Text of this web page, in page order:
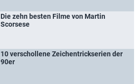
Die zehn besten Filme von Martin
Scorsese
10 verschollene Zeichentrickserien der
90er